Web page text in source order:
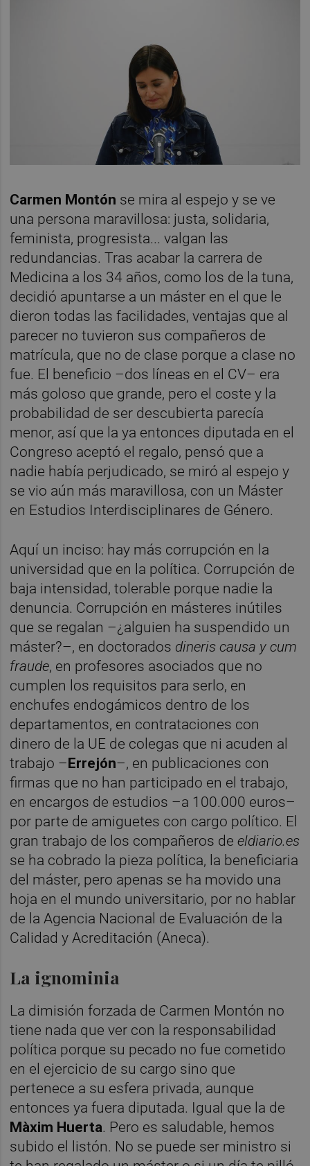
Carmen Montón se mira al espejo y se ve
una persona maravillosa: justa, solidaria,
feminista, progresista... valgan las
redundancias. Tras acabar la carrera de
Medicina a los 34 años, como los de la tuna,
decidió apuntarse a un máster en el que le
dieron todas las facilidades, ventajas que al
parecer no tuvieron sus compañeros de
matrícula, que no de clase porque a clase no
fue. El beneficio –dos líneas en el CV– era
más goloso que grande, pero el coste y la
probabilidad de ser descubierta parecía
menor, así que la ya entonces diputada en el
Congreso aceptó el regalo, pensó que a
nadie había perjudicado, se miró al espejo y
se vio aún más maravillosa, con un Máster
en Estudios Interdisciplinares de Género.
Aquí un inciso: hay más corrupción en la
universidad que en la política. Corrupción de
baja intensidad, tolerable porque nadie la
denuncia. Corrupción en másteres inútiles
que se regalan –¿alguien ha suspendido un
máster?–, en doctorados dineris causa y cum
fraude, en profesores asociados que no
cumplen los requisitos para serlo, en
enchufes endogámicos dentro de los
departamentos, en contrataciones con
dinero de la UE de colegas que ni acuden al
trabajo –Errejón–, en publicaciones con
firmas que no han participado en el trabajo,
en encargos de estudios –a 100.000 euros–
por parte de amiguetes con cargo político. El
gran trabajo de los compañeros deeldiario.es
se ha cobrado la pieza política, la beneficiaria
del máster, pero apenas se ha movido una
hoja en el mundo universitario, por no hablar
de la Agencia Nacional de Evaluación de la
Calidad y Acreditación (Aneca).
La ignominia
La dimisión forzada de Carmen Montón no
tiene nada que ver con la responsabilidad
política porque su pecado no fue cometido
en el ejercicio de su cargo sino que
pertenece a su esfera privada, aunque
entonces ya fuera diputada. Igual que la de
Màxim Huerta. Pero es saludable, hemos
subido el listón. No se puede ser ministro si